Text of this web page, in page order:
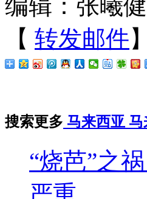
编辑：张曦
【 转发邮件】
搜索更多 马来西亚 马
“烧芭”之
严重